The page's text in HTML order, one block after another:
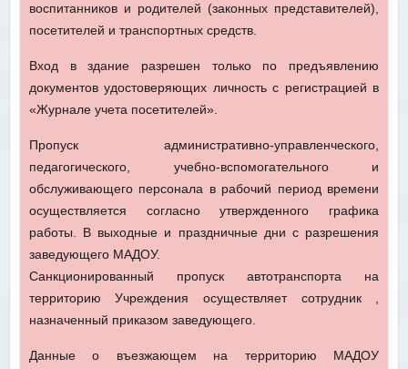
воспитанников и родителей (законных представителей),
посетителей и транспортных средств.
Вход в здание разрешен только по предъявлению
документов удостоверяющих личность с регистрацией в
«Журнале учета посетителей».
Пропуск административно-управленческого,
педагогического, учебно-вспомогательного и
обслуживающего персонала в рабочий период времени
осуществляется согласно утвержденного графика
работы. В выходные и праздничные дни с разрешения
заведующего МАДОУ.
Санкционированный пропуск автотранспорта на
территорию Учреждения осуществляет сотрудник ,
назначенный приказом заведующего.
Данные о въезжающем на территорию МАДОУ